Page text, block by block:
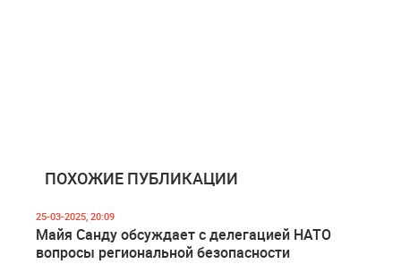
ПОХОЖИЕ ПУБЛИКАЦИИ
25-03-2025, 20:09
Майя Санду обсуждает с делегацией НАТО
вопросы региональной безопасности